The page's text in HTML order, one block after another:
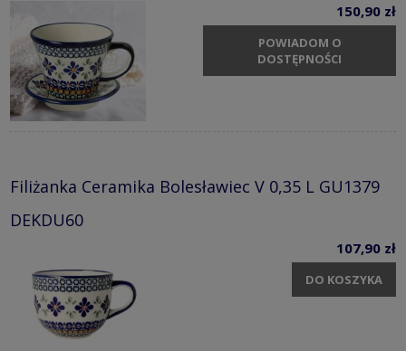
150,90 zł
POWIADOM O
DOSTĘPNOŚCI
Filiżanka Ceramika Bolesławiec V 0,35 L GU1379
DEKDU60
107,90 zł
DO KOSZYKA